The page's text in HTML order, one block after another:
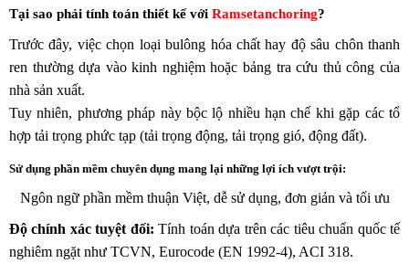
Tại sao phải tính toán thiết kế với Ramsetanchoring?
Trước đây, việc chọn loại bulông hóa chất hay độ sâu chôn thanh
ren thường dựa vào kinh nghiệm hoặc bảng tra cứu thủ công của
nhà sản xuất.
Tuy nhiên, phương pháp này bộc lộ nhiều hạn chế khi gặp các tổ
hợp tải trọng phức tạp (tải trọng động, tải trọng gió, động đất).
Sử dụng phần mềm chuyên dụng mang lại những lợi ích vượt trội:
Ngôn ngữ phần mềm thuận Việt, dễ sử dụng, đơn giản và tối ưu
Độ chính xác tuyệt đối: Tính toán dựa trên các tiêu chuẩn quốc tế
nghiêm ngặt như TCVN, Eurocode (EN 1992-4), ACI 318.